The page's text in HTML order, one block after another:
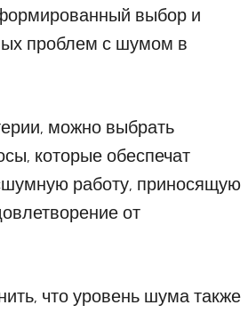
выбор и
проблем с шумом в
можно выбрать
которые обеспечат
работу, приносящую
от
что уровень шума также